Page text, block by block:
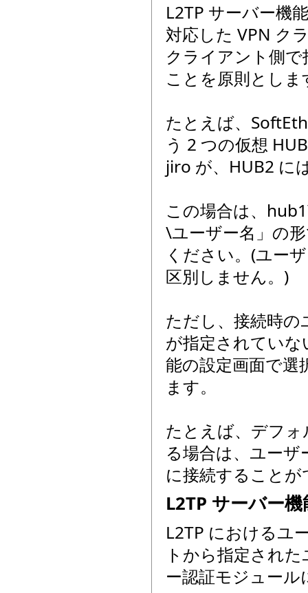
L2TP サーバー機
対応した VPN ク
クライアント側
ことを原則としま
たとえば、
う 2 つの仮想
jiro が、HUB2 に
この場合は、
\ユーザー名」の
ください。(ユー
区別しません。)
ただし、接続時の
が指定されてい
能の設定画面で選
ます。
たとえば、デフ
る場合は、ユー
に接続すること
L2TP サーバー
L2TP におけるユ
トから指定され
ー認証モジュー